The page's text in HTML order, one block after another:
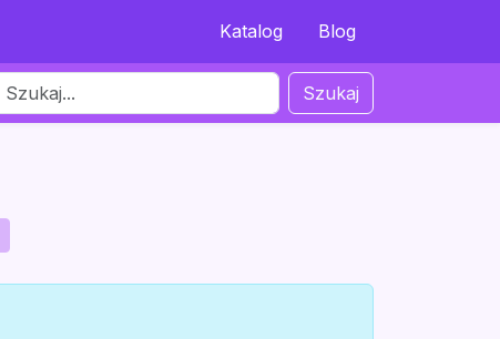
Katalog Blog
Szukaj